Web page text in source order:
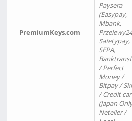
PremiumKeys.com
Paysera
(Easypay,
Mbank,
Safetypay,
SEPA,
/ Perfect
Money /
Bitpay /
/ Credit
(Japan
Neteller /